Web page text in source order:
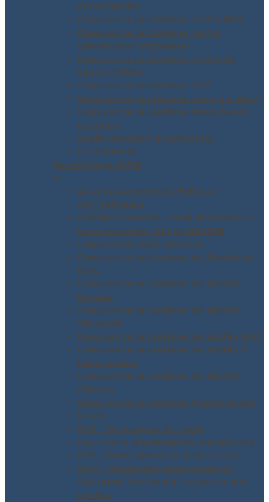
atmosferiche
Consulenza valutazione rischio MMC
Consulenza valutazione rischio
cancerogeno mutageno
Consulenza valutazione rischio da
agenti chimici
Consulenza valutazione CEM
Consulenza valutazione rumore e vibro
Consulenza valutazione stress lavoro
correlato
Analisi emissioni in atmosfera
Fondimpresa
Servizi D.Lgs. 81/08
▼
Acustica Ambientale, Edilizia e
Architettonica
Obbligo formativo – corsi sicurezza sul
lavoro secondo il D.Lgs. 81/2008
Consulenza Testo Unico 81
Consulenza valutazione del Rischio da
MMC
Consulenza valutazione del Rischio
Rumore
Consulenza valutazione del Rischio
Vibrazioni
Consulenza valutazione del rischio ROA
Consulenza valutazione del rischio di
fulminazione
Consulenza valutazione del Rischio
Chimico
Consulenza valutazione Rischio Stress
DUVRI
DVR – Valutazione dei rischi
PEE – Piano di Emergenza Evacuazione
POS – Piano Operativo di Sicurezza
RLST – Rappresentante Lavoratori
Sicurezza Territoriale – supporto alla
nomina